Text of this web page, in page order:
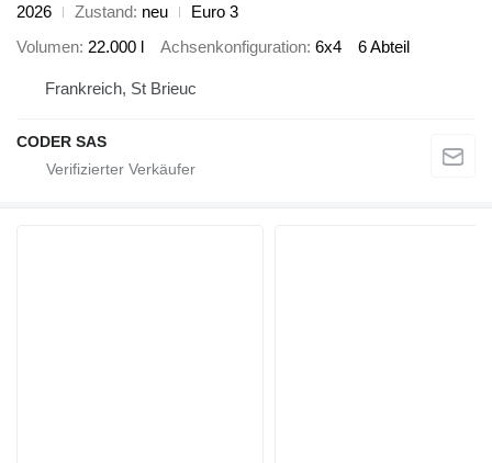
2026
Zustand neu
Euro 3
Volumen 22.000 l Achsenkonfiguration 6x4 6 Abteil
Frankreich, St Brieuc
CODER SAS